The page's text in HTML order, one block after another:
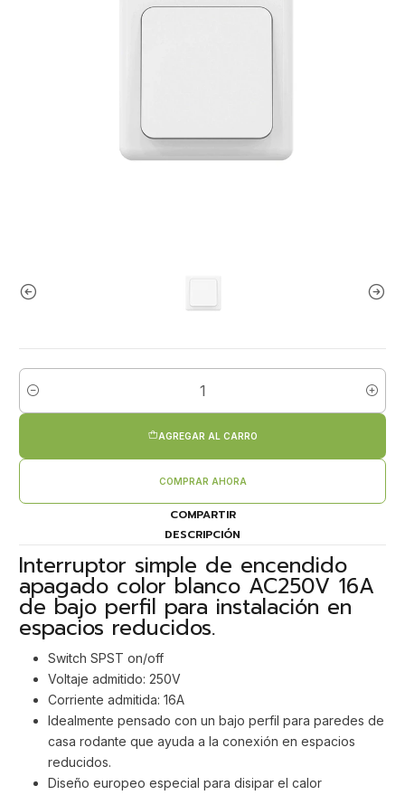
Cantidad
AGREGAR AL CARRO
COMPRAR AHORA
COMPARTIR
DESCRIPCIÓN
Interruptor simple de encendido
apagado color blanco AC250V 16A
de bajo perfil para instalación en
espacios reducidos.
Switch SPST on/off
Voltaje admitido: 250V
Corriente admitida: 16A
Idealmente pensado con un bajo perfil para paredes de
casa rodante que ayuda a la conexión en espacios
reducidos.
Diseño europeo especial para disipar el calor